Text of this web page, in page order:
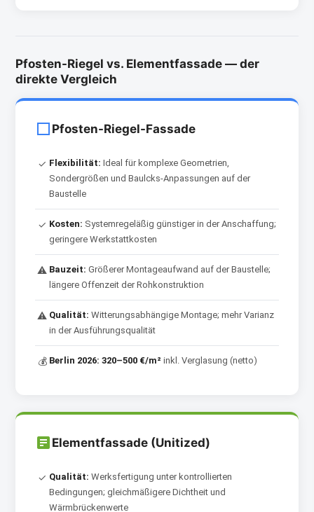
Pfosten-Riegel vs. Elementfassade — der
direkte Vergleich
Pfosten-Riegel-Fassade
✓ Flexibilität: Ideal für komplexe Geometrien,
Sondergrößen und Baulcks-Anpassungen auf der
Baustelle
✓ Kosten: Systemregeläßig günstiger in der Anschaffung;
geringere Werkstattkosten
⚠ Bauzeit: Größerer Montageaufwand auf der Baustelle;
längere Offenzeit der Rohkonstruktion
⚠ Qualität: Witterungsabhängige Montage; mehr Varianz
in der Ausführungsqualität
💰 Berlin 2026: 320–500 €/m² inkl. Verglasung (netto)
Elementfassade (Unitized)
✓ Qualität: Werksfertigung unter kontrollierten
Bedingungen; gleichmäßigere Dichtheit und
Wärmbrückenwerte